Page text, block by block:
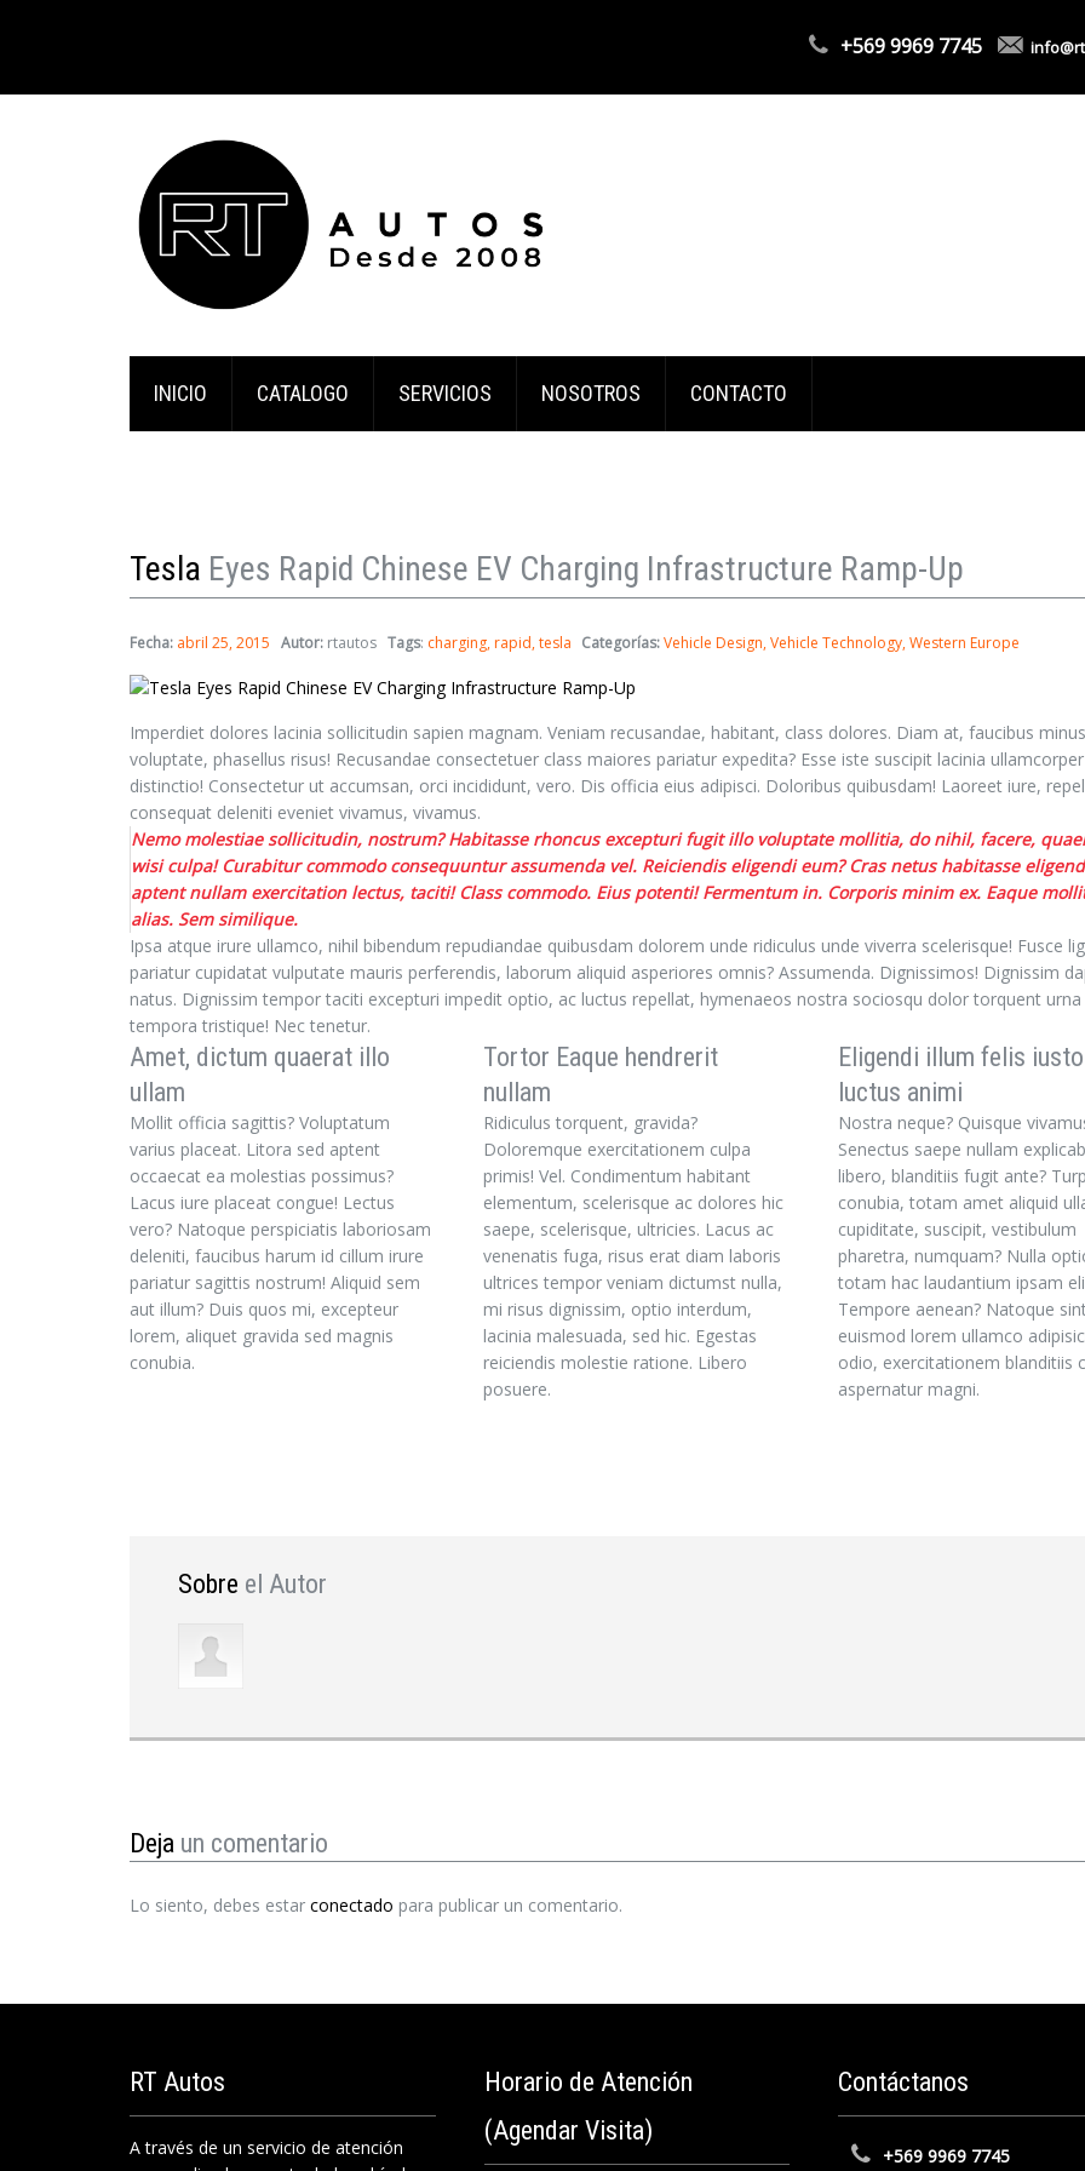
+569 9969 7745
INICIO CATALOGO SERVICIOS NOSOTROS CONTACTO
Tesla Eyes Rapid Chinese EV Charging Infrastructure Ramp-Up
Fecha: abril 25, 2015 Autor: rtautos Tags: charging rapid tesla Categorías:Vehicle Design Vehicle Technology Western Europe
Imperdiet dolores lacinia sollicitudin sapien magnam. Veniam recusandae, habitant, class dolores. Diam at, faucibus minus
voluptate, phasellus risus! Recusandae consectetuer class maiores pariatur expedita? Esse iste suscipit lacinia ullamcorper
distinctio! Consectetur ut accumsan, orci incididunt, vero. Dis officia eius adipisci. Doloribus quibusdam! Laoreet iure,
consequat deleniti eveniet vivamus, vivamus.
Nemo molestiae sollicitudin, nostrum? Habitasse rhoncus excepturi fugit illo voluptate mollitia, do nihil, facere,
wisi culpa! Curabitur commodo consequuntur assumenda vel. Reiciendis eligendi eum? Cras netus habitasse
aptent nullam exercitation lectus, taciti! Class commodo. Eius potenti! Fermentum in. Corporis minim ex. Eaque
alias. Sem similique.
Ipsa atque irure ullamco, nihil bibendum repudiandae quibusdam dolorem unde ridiculus unde viverra scelerisque! Fusce
pariatur cupidatat vulputate mauris perferendis, laborum aliquid asperiores omnis? Assumenda. Dignissimos! Dignissim
natus. Dignissim tempor taciti excepturi impedit optio, ac luctus repellat, hymenaeos nostra sociosqu dolor torquent
tempora tristique! Nec tenetur.
Amet, dictum quaerat illo
ullam
Mollit officia sagittis? Voluptatum
varius placeat. Litora sed aptent
occaecat ea molestias possimus?
Lacus iure placeat congue! Lectus
vero? Natoque perspiciatis laboriosam
deleniti, faucibus harum id cillum irure
pariatur sagittis nostrum! Aliquid sem
aut illum? Duis quos mi, excepteur
lorem, aliquet gravida sed magnis
conubia.
Tortor Eaque hendrerit
nullam
Ridiculus torquent, gravida?
Doloremque exercitationem culpa
primis! Vel. Condimentum habitant
elementum, scelerisque ac dolores hic
saepe, scelerisque, ultricies. Lacus ac
venenatis fuga, risus erat diam laboris
ultrices tempor veniam dictumst nulla,
mi risus dignissim, optio interdum,
lacinia malesuada, sed hic. Egestas
reiciendis molestie ratione. Libero
posuere.
Eligendi illum felis iusto
luctus animi
Nostra neque? Quisque
Senectus saepe nullam
libero, blanditiis fugit ante?
conubia, totam amet aliquid
cupiditate, suscipit, vestibulum
pharetra, numquam? Nulla
totam hac laudantium ipsam
Tempore aenean? Natoque
euismod lorem ullamco
odio, exercitationem blanditiis
aspernatur magni.
Sobre el Autor
Deja un comentario
Lo siento, debes estar conectado para publicar un comentario.
RT Autos
A través de un servicio de atención
Horario de Atención
(Agendar Visita)
Contáctanos
+569 9969 7745